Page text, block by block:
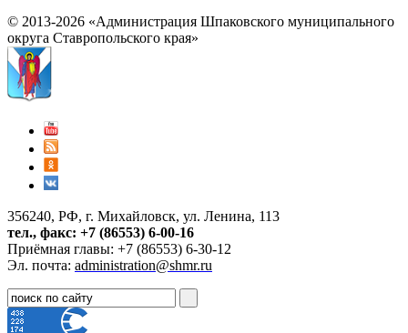
© 2013-2026 «Администрация Шпаковского муниципального
округа Ставропольского края»
356240, РФ, г. Михайловск, ул. Ленина, 113
тел., факс: +7 (86553) 6-00-16
Приёмная главы: +7 (86553) 6-30-12
Эл. почта: administration@shmr.ru